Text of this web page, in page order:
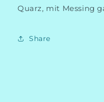
Quarz, mit Messing
Share